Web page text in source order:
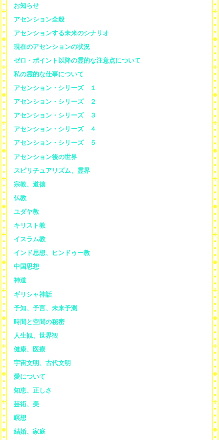
お知らせ
アセンション全般
アセンションする未来のシナリオ
現在のアセンションの状況
ゼロ・ポイント以降の霊的な注意点について
私の霊的な仕事について
アセンション・シリーズ １
アセンション・シリーズ ２
アセンション・シリーズ ３
アセンション・シリーズ ４
アセンション・シリーズ ５
アセンション後の世界
スピリチュアリズム、霊界
宗教、道徳
仏教
ユダヤ教
キリスト教
イスラム教
インド思想、ヒンドゥー教
中国思想
神道
ギリシャ神話
予知、予言、未来予測
時間と空間の秘密
人生観、世界観
健康、医療
宇宙文明、古代文明
愛について
知恵、正しさ
芸術、美
瞑想
結婚、家庭